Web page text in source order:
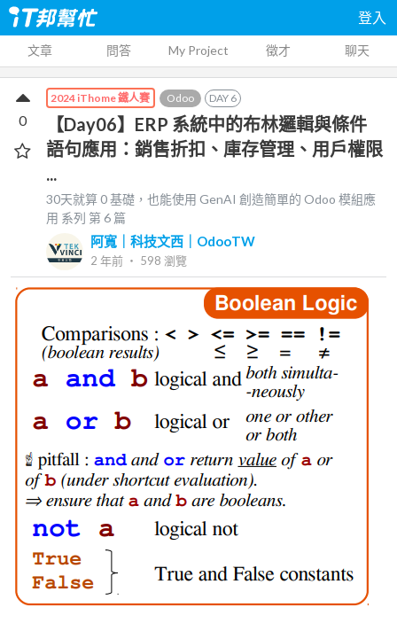
登入
文章 問答 My Project 徵才 聊天
2024 iThome 鐵人賽 Odoo DAY 6
【Day06】ERP 系統中的布林邏輯與條件
語句應用：銷售折扣、庫存管理、用戶權限
...
30天就算 0 基礎，也能使用 GenAI 創造簡單的 Odoo 模組應
用 系列 第6 篇
阿寬｜科技文西｜OdooTW
2 年前 ‧ 598 瀏覽
0